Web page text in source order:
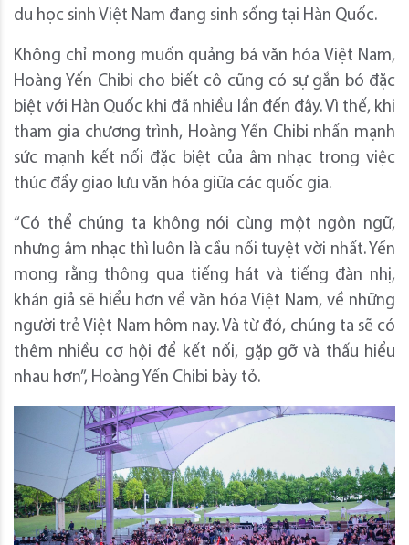
du học sinh Việt Nam đang sinh sống tại Hàn Quốc.
Không chỉ mong muốn quảng bá văn hóa Việt Nam,
Hoàng Yến Chibi cho biết cô cũng có sự gắn bó đặc
biệt với Hàn Quốc khi đã nhiều lần đến đây. Vì thế, khi
tham gia chương trình, Hoàng Yến Chibi nhấn mạnh
sức mạnh kết nối đặc biệt của âm nhạc trong việc
thúc đẩy giao lưu văn hóa giữa các quốc gia.
“Có thể chúng ta không nói cùng một ngôn ngữ,
nhưng âm nhạc thì luôn là cầu nối tuyệt vời nhất. Yến
mong rằng thông qua tiếng hát và tiếng đàn nhị,
khán giả sẽ hiểu hơn về văn hóa Việt Nam, về những
người trẻ Việt Nam hôm nay. Và từ đó, chúng ta sẽ có
thêm nhiều cơ hội để kết nối, gặp gỡ và thấu hiểu
nhau hơn”, Hoàng Yến Chibi bày tỏ.